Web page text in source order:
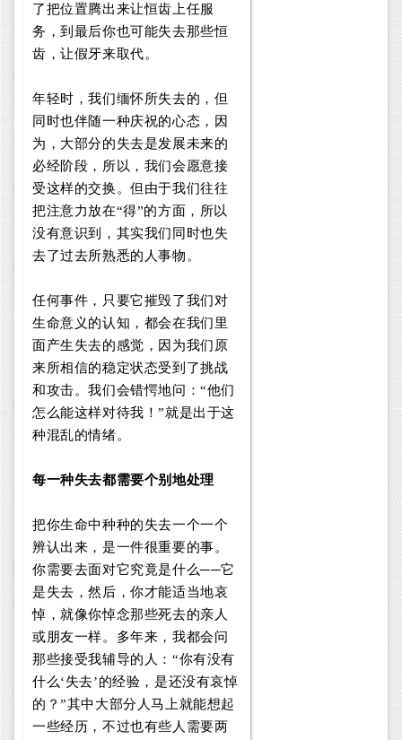
了把位置腾出来让恒齿上任服
务，到最后你也可能失去那些恒
齿，让假牙来取代。
年轻时，我们缅怀所失去的，但
同时也伴随一种庆祝的心态，因
为，大部分的失去是发展未来的
必经阶段，所以，我们会愿意接
受这样的交换。但由于我们往往
把注意力放在“得”的方面，所以
没有意识到，其实我们同时也失
去了过去所熟悉的人事物。
任何事件，只要它摧毁了我们对
生命意义的认知，都会在我们里
面产生失去的感觉，因为我们原
来所相信的稳定状态受到了挑战
和攻击。我们会错愕地问：“他们
怎么能这样对待我！”就是出于这
种混乱的情绪。
每一种失去都需要个别地处理
把你生命中种种的失去一个一个
辨认出来，是一件很重要的事。
你需要去面对它究竟是什么──它
是失去，然后，你才能适当地哀
悼，就像你悼念那些死去的亲人
或朋友一样。多年来，我都会问
那些接受我辅导的人：“你有没有
什么‘失去’的经验，是还没有哀悼
的？”其中大部分人马上就能想起
一些经历，不过也有些人需要两